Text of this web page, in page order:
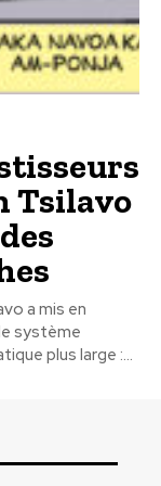
Tsilavo
a mis en
système
plus large :...